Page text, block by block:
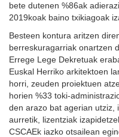
bete dutenen %86ak
2019koak baino txikiagoak
Besteen kontura aritzen
berreskuragarriak onartzen
Errege Lege Dekretuak
Euskal Herriko arkitektoen
horri, zeuden proiektuen
horien %33 toki-
den arazo bat agerian utziz,
aurretik, lizentziak
CSCAEk iazko otsailean